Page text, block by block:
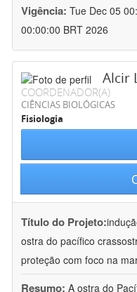
Vigência: Tue Dec 05
00:00:00 BRT 2026
Alcir
COORDENADOR(A)
CIÊNCIAS BIOLÓGICAS
Fisiologia
Título do Projeto:
ostra do pacífico
proteção com foco na
Resumo: A ostra do